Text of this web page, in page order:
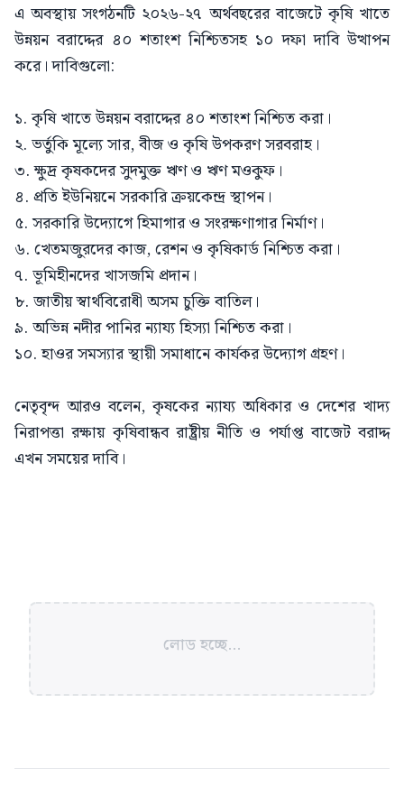
এ অবস্থায় সংগঠনটি ২০২৬-২৭ অর্থবছরের বাজেটে কৃষি খাতে
উন্নয়ন বরাদ্দের ৪০ শতাংশ নিশ্চিতসহ ১০ দফা দাবি উত্থাপন
করে। দাবিগুলো:
১. কৃষি খাতে উন্নয়ন বরাদ্দের ৪০ শতাংশ নিশ্চিত করা।
২. ভর্তুকি মূল্যে সার, বীজ ও কৃষি উপকরণ সরবরাহ।
৩. ক্ষুদ্র কৃষকদের সুদমুক্ত ঋণ ও ঋণ মওকুফ।
৪. প্রতি ইউনিয়নে সরকারি ক্রয়কেন্দ্র স্থাপন।
৫. সরকারি উদ্যোগে হিমাগার ও সংরক্ষণাগার নির্মাণ।
৬. খেতমজুরদের কাজ, রেশন ও কৃষিকার্ড নিশ্চিত করা।
৭. ভূমিহীনদের খাসজমি প্রদান।
৮. জাতীয় স্বার্থবিরোধী অসম চুক্তি বাতিল।
৯. অভিন্ন নদীর পানির ন্যায্য হিস্যা নিশ্চিত করা।
১০. হাওর সমস্যার স্থায়ী সমাধানে কার্যকর উদ্যোগ গ্রহণ।
নেতৃবৃন্দ আরও বলেন, কৃষকের ন্যায্য অধিকার ও দেশের খাদ্য
নিরাপত্তা রক্ষায় কৃষিবান্ধব রাষ্ট্রীয় নীতি ও পর্যাপ্ত বাজেট বরাদ্দ
এখন সময়ের দাবি।
লোড হচ্ছে...